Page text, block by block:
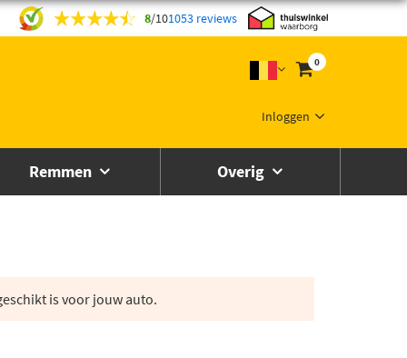
8/101053 reviews
0
Inloggen
Remmen Overig
is voor jouw auto.